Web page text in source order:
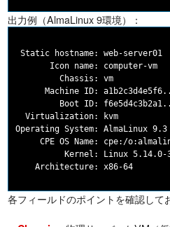
出力例（AlmaLinux 9環境）：
Static hostname: web-server01
       Icon name: computer-vm
         Chassis: vm
Machine ID:
Boot ID:
  Virtualization: kvm
Operating System: AlmaLinux 9.3
CPE OS Name: cpe:/
Kernel: Linux
各フィールドのポイントを確認して